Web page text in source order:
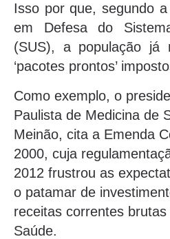
Isso por que, segundo
em Defesa do
(SUS), a população já
‘pacotes prontos’
Como exemplo, o
Paulista de Medicina de
Meinão, cita a Emenda
2000, cuja
2012 frustrou as
o patamar de
receitas correntes
Saúde.